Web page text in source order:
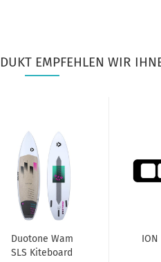
EMPFEHLEN WIR
Duotone Wam
SLS Kiteboard